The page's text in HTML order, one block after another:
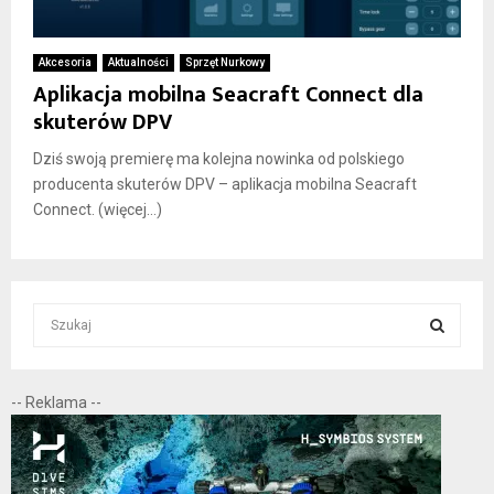
Akcesoria Aktualności Sprzęt Nurkowy
Aplikacja mobilna Seacraft Connect dla
skuterów DPV
Dziś swoją premierę ma kolejna nowinka od polskiego
producenta skuterów DPV – aplikacja mobilna Seacraft
Connect. (więcej…)
c
h
f
o
E
A
-- Reklama --